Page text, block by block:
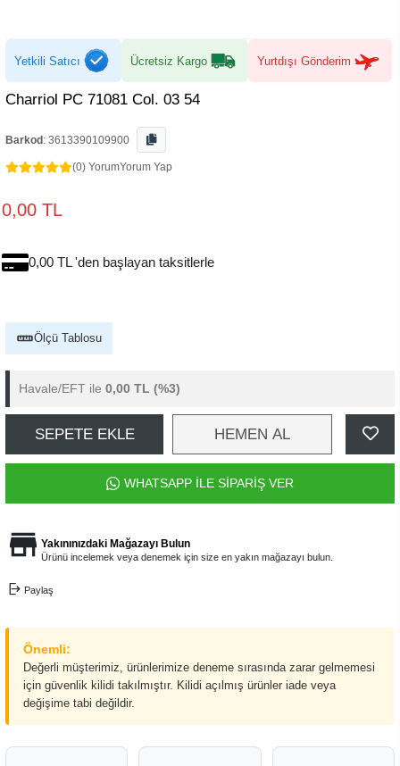
Yetkili Satıcı Ücretsiz Kargo Yurtdışı Gönderim
Charriol PC 71081 Col. 03 54
Barkod : 3613390109900
(0) YorumYorum Yap
0,00 TL
0,00 TL 'den başlayan taksitlerle
Ölçü Tablosu
Havale/EFT ile 0,00 TL (%3)
SEPETE EKLE HEMEN AL
WHATSAPP İLE SİPARİŞ VER
Yakınınızdaki Mağazayı Bulun
Ürünü incelemek veya denemek için size en yakın mağazayı bulun.
Paylaş
Önemli:
Değerli müşterimiz, ürünlerimize deneme sırasında zarar gelmemesi
için güvenlik kilidi takılmıştır. Kilidi açılmış ürünler iade veya
değişime tabi değildir.